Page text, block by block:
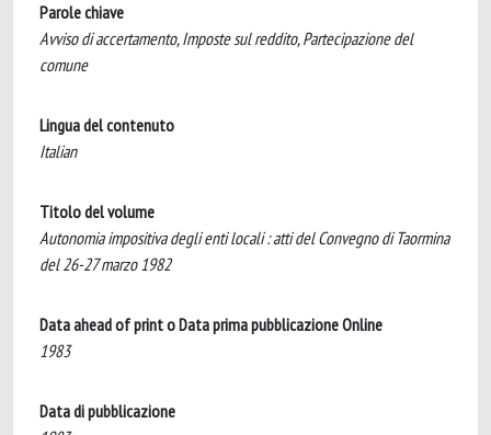
Parole chiave
Avviso di accertamento, Imposte sul reddito, Partecipazione del
comune
Lingua del contenuto
Italian
Titolo del volume
Autonomia impositiva degli enti locali : atti del Convegno di Taormina
del 26-27 marzo 1982
Data ahead of print o Data prima pubblicazione Online
1983
Data di pubblicazione